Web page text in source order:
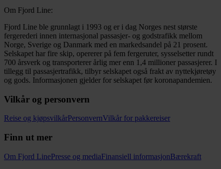
Om Fjord Line:
Fjord Line ble grunnlagt i 1993 og er i dag Norges nest største
fergerederi innen internasjonal passasjer- og godstrafikk mellom
Norge, Sverige og Danmark med en markedsandel på 21 prosent.
Selskapet har fire skip, opererer på fem fergeruter, sysselsetter rundt
700 årsverk og transporterer årlig mer enn 1,4 millioner passasjerer. I
tillegg til passasjertrafikk, tilbyr selskapet også frakt av nyttekjøretøy
og gods. Informasjonen gjelder for selskapet før koronapandemien.
Vilkår og personvern
Reise og kjøpsvilkårPersonvernVilkår for pakkereiser
Finn ut mer
Om Fjord LinePresse og mediaFinansiell informasjonBærekraft